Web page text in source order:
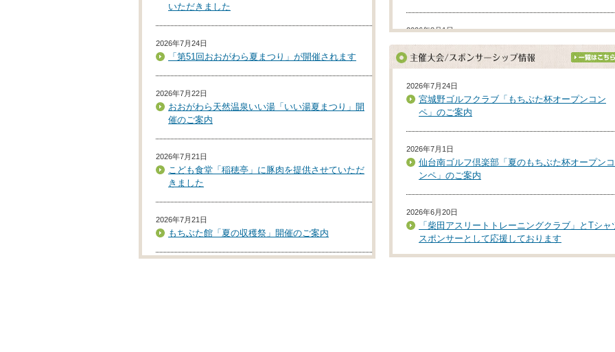
いただきました
2026年7月24日
「第51回おおがわら夏まつり」が開催されます
2026年7月22日
おおがわら天然温泉いい湯「いい湯夏まつり」開
催のご案内
2026年7月21日
こども食堂「稲穂亭」に豚肉を提供させていただ
きました
2026年7月21日
もちぶた館「夏の収穫祭」開催のご案内
2026年8月1日
「みんなで楽しむ手話うたコンサート」を協賛応
援しております
2026年7月29日
「夏休み錦町区こども食堂」に豚肉を提供させて
いただきました
2026年7月24日
「第51回おおがわら夏まつり」を協賛応援してお
ります
2026年7月24日
「第17回村田町民ゴルフ大会」を協賛応援してお
ります
2026年7月24日
宮城野ゴルフクラブ「もちぶた杯オープンコン
ペ」のご案内
2026年7月1日
仙台南ゴルフ倶楽部「夏のもちぶた杯オープンコ
ンペ」のご案内
2026年6月20日
「柴田アスリートトレーニングクラブ」とTシャ
スポンサーとして応援しております